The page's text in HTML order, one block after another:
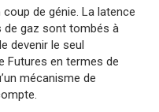
de génie. La latence
de gaz sont tombés à
devenir le seul
Futures en termes de
mécanisme de